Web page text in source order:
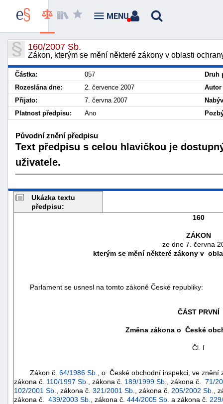
160/2007 Sb.
Zákon, kterým se mění některé zákony v oblasti
Částka: 057
Druh
Rozeslána dne:
2. července 2007
Přijato:
7. června 2007
Platnost předpisu:
Ano
Původní znění předpisu
Text předpisu s celou hlavičkou je
uživatele.
Ukázka textu
předpisu:
160
ZÁKON
ze dne 7. června
kterým se mění některé zákony v
Parlament se usnesl na tomto zákoně České republiky:
ČÁST PRVNÍ
Změna zákona o České
Čl. I
Zákon č. 64/1986 Sb.
, o České obchodní inspekci, ve znění
zákona č. 110/1997 Sb. , zákona č. 189/1999 Sb. , zákona č. 71/
102/2001 Sb.
, zákona č. 321/2001 Sb. , zákona č. 205/2002 Sb.
,
zákona č. 439/2003 Sb. , zákona č. 444/2005 Sb. a zákona č.
MENU
škody